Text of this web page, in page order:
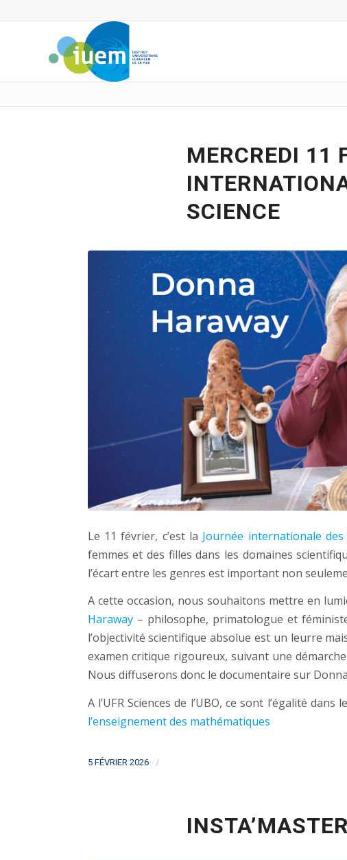
MERCREDI 11
SCIENCE
Le 11 février, c’est la Journée internationale
femmes et des filles dans les domaines
l’écart entre les genres est important non
A cette occasion, nous souhaitons mettre en
Haraway– philosophe, primatologue et
l’objectivité scientifique absolue est un leurre
examen critique rigoureux, suivant une
Nous diffuserons donc le documentaire sur
A l’UFR Sciences de l’UBO, ce sont l’égalité
l’enseignement des mathématiques
5 FÉVRIER 2026 /